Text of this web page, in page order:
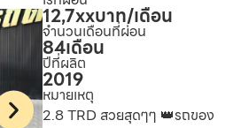
12,7xxบาท/เดือน
จำนวนเดือนที่ผ่อน
84เดือน
ปีที่ผลิต
2019
หมายเหตุ
2.8 TRD สวยสุดๆๆ 👑รถของ